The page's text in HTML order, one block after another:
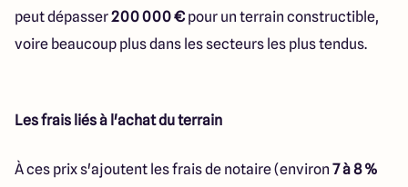
peut dépasser200 000 € pour un terrain constructible,
voire beaucoup plus dans les secteurs les plus tendus.
Les frais liés à l'achat du terrain
À ces prix s'ajoutent les frais de notaire (environ 7 à 8 %